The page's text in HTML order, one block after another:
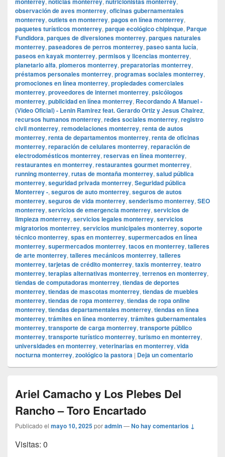
observación de aves monterrey, oficinas gubernamentales
monterrey, outlets en monterrey, pagos en línea monterrey,
paquetes turísticos monterrey, parque ecológico chipinque, Parque
Fundidora, parques de diversiones monterrey, parques naturales
monterrey, paseadores de perros monterrey, paseo santa lucía,
paseos en kayak monterrey, permisos y licencias monterrey,
planetario alfa, plomeros monterrey, preparatorias monterrey,
préstamos personales monterrey, programas sociales monterrey,
promociones en línea monterrey, propiedades comerciales
monterrey, proveedores de internet monterrey, psicólogos
monterrey, publicidad en línea monterrey, Recordando A Manuel -
(Video Oficial) - Lenin Ramirez feat. Gerardo Ortiz y Jesus Chairez,
recursos humanos monterrey, redes sociales monterrey, registro
civil monterrey, remodelaciones monterrey, renta de autos
monterrey, renta de departamentos monterrey, renta de oficinas
monterrey, reparación de celulares monterrey, reparación de
electrodomésticos monterrey, reservas en línea monterrey,
restaurantes en monterrey, restaurantes gourmet monterrey,
running monterrey, rutas de montaña monterrey, salud pública
monterrey, seguridad privada monterrey, Seguridad pública
Monterrey -, seguros de auto monterrey, seguros de autos
monterrey, seguros de vida monterrey, senderismo monterrey, SEO
monterrey, servicios de emergencia monterrey, servicios de
limpieza monterrey, servicios legales monterrey, servicios
migratorios monterrey, servicios municipales monterrey, soporte
técnico monterrey, spas en monterrey, supermercados en línea
monterrey, supermercados monterrey, tacos en monterrey, talleres
de arte monterrey, talleres mecánicos monterrey, talleres
monterrey, tarjetas de crédito monterrey, taxis monterrey, teatro
monterrey, terapias alternativas monterrey, terrenos en monterrey,
tiendas de computadoras monterrey, tiendas de deportes
monterrey, tiendas de mascotas monterrey, tiendas de muebles
monterrey, tiendas de ropa monterrey, tiendas de ropa online
monterrey, tiendas departamentales monterrey, tiendas en línea
monterrey, trámites en línea monterrey, trámites gubernamentales
monterrey, transporte de carga monterrey, transporte público
monterrey, transporte turístico monterrey, turismo en monterrey,
universidades en monterrey, veterinarias en monterrey, vida
nocturna monterrey, zoológico la pastora | Deja un comentario
Ariel Camacho y Los Plebes Del
Rancho – Toro Encartado
Publicado el mayo 10, 2025poradmin—No hay comentarios ↓
Visitas: 0